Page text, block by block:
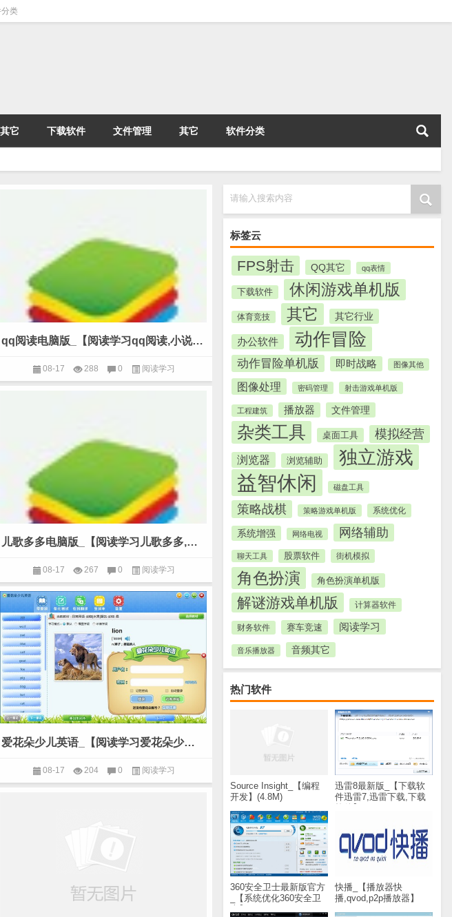
类
它 下载软件 文件管理 其它 软件分类
请输入搜索内容
标签云
FPS射击 QQ其它 qq表情
下载软件 休闲游戏单机版
体育竞技 其它 其它行业
办公软件 动作冒险
动作冒险单机版 即时战略 图像其他
图像处理 密码管理 射击游戏单机版
工程建筑 播放器 文件管理
杂类工具 桌面工具 模拟经营
浏览器 浏览辅助 独立游戏
益智休闲 磁盘工具
策略战棋 策略游戏单机版 系统优化
系统增强 网络电视 网络辅助
聊天工具 股票软件 街机模拟
角色扮演 角色扮演单机版
解谜游戏单机版 计算器软件
财务软件 赛车竞速 阅读学习
音乐播放器 音频其它
热门软件
Source Insight_【编程
开发】(4.8M)
迅雷8最新版_【下载软
件迅雷7,迅雷下载,下载
360安全卫士最新版官方
_【系统优化360安全卫
快播_【播放器快
播,qvod,p2p播放器】
qq阅读电脑版_【阅读学习qq阅读,小说阅读器】(15.5M)
08-17 288 0 阅读学习
儿歌多多电脑版_【阅读学习儿歌多多,儿童学习软件】(11M)
08-17 267 0 阅读学习
爱花朵少儿英语_【阅读学习爱花朵少儿英语,英语学习软件】(35.3M)
08-17 204 0 阅读学习